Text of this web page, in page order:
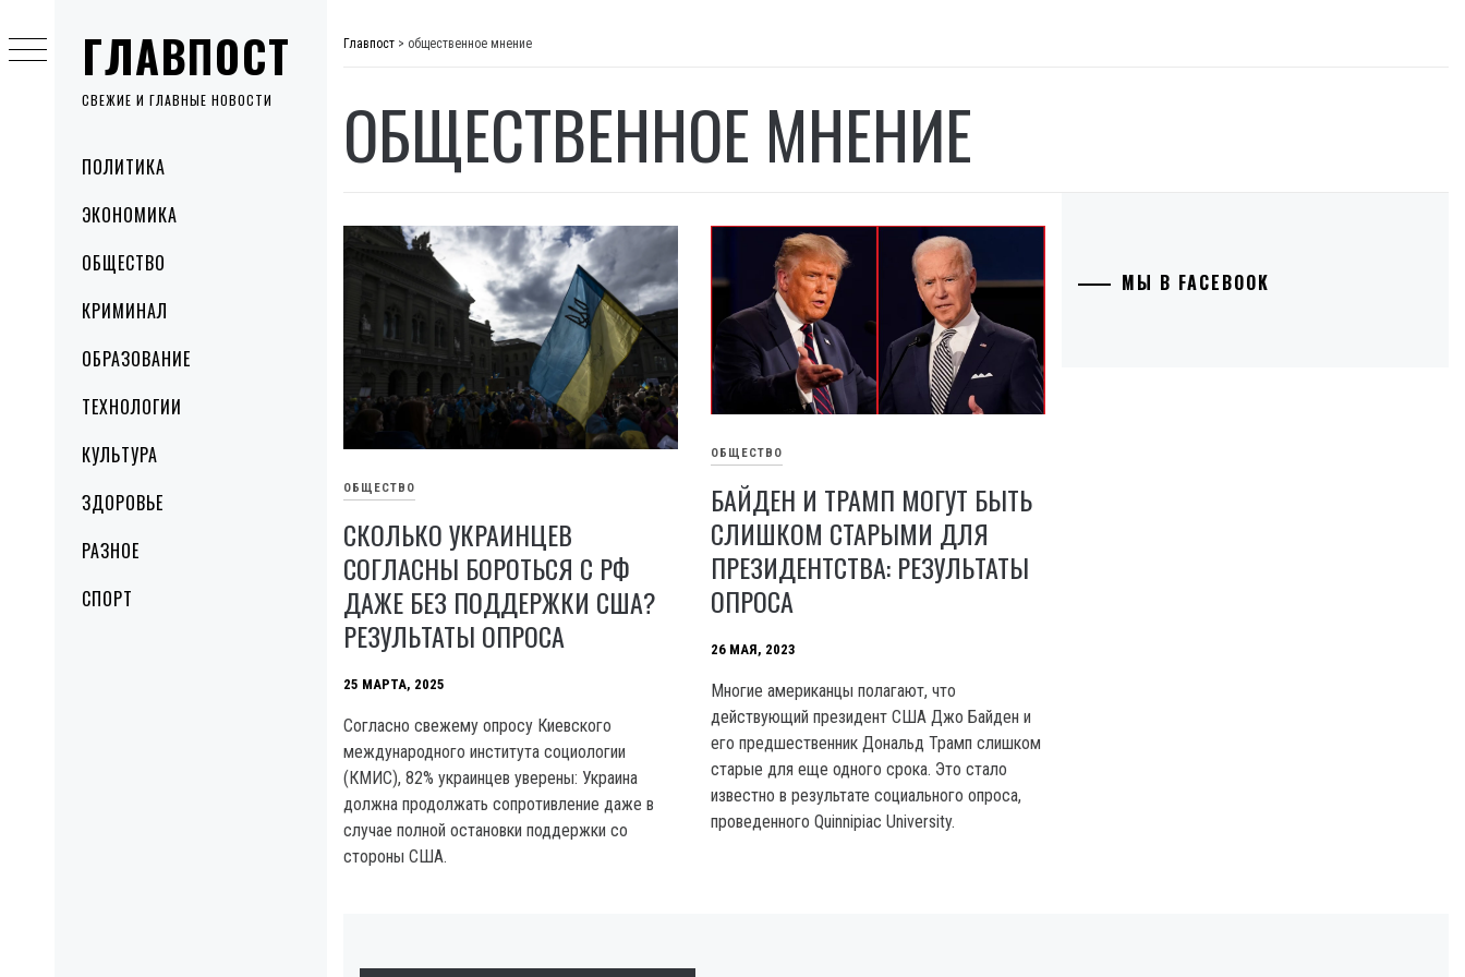
ГЛАВПОСТ
СВЕЖИЕ И ГЛАВНЫЕ НОВОСТИ
MenuПОЛИТИКА
ЭКОНОМИКА
ОБЩЕСТВО
КРИМИНАЛ
ОБРАЗОВАНИЕ
ТЕХНОЛОГИИ
КУЛЬТУРА
ЗДОРОВЬЕ
РАЗНОЕ
СПОРТ
to
content
Главпост > общественное мнение
ОБЩЕСТВЕННОЕ МНЕНИЕ
ОБЩЕСТВО
СКОЛЬКО УКРАИНЦЕВ
СОГЛАСНЫ БОРОТЬСЯ С РФ
ДАЖЕ БЕЗ ПОДДЕРЖКИ США?
РЕЗУЛЬТАТЫ ОПРОСА
25 МАРТА, 2025
Согласно свежему опросу Киевского
международного института социологии
(КМИС), 82% украинцев уверены: Украина
должна продолжать сопротивление даже в
случае полной остановки поддержки со
стороны США.
ОБЩЕСТВО
БАЙДЕН И ТРАМП МОГУТ БЫТЬ
СЛИШКОМ СТАРЫМИ ДЛЯ
ПРЕЗИДЕНТСТВА: РЕЗУЛЬТАТЫ
ОПРОСА
26 МАЯ, 2023
Многие американцы полагают, что
действующий президент США Джо Байден и
его предшественник Дональд Трамп слишком
старые для еще одного срока. Это стало
известно в результате социального опроса,
проведенного Quinnipiac University.
МЫ В FACEBOOK